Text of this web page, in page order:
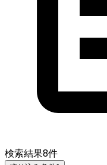
検索結果8件